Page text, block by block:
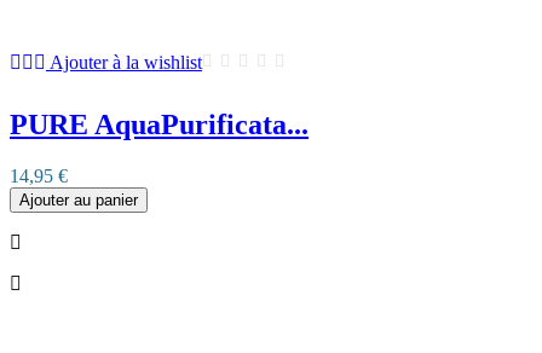
Ajouter à la wishlist
PURE AquaPurificata...
14,95 €
Ajouter au panier